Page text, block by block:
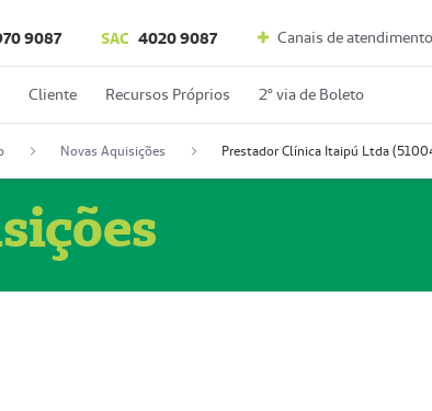
9087 SAC 4020 9087 Canais de atendimento
Cliente Recursos Próprios 2º via de Boleto
Novas Aquisições Prestador Clínica Itaipú Ltda